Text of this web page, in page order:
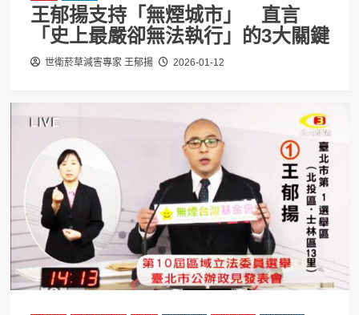
王郁揚支持「無煙城市」 直言
「史上最嚴卻無法執行」的3大關鍵
世衛菸草減害專家 王郁揚 2026-01-12